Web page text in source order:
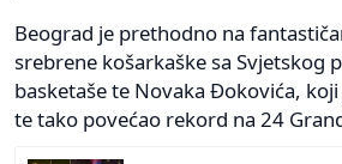
Beograd je prethodno na
srebrene košarkaške sa Svjetskog
basketaše te Novaka Đokovića,
te tako povećao rekord na 24